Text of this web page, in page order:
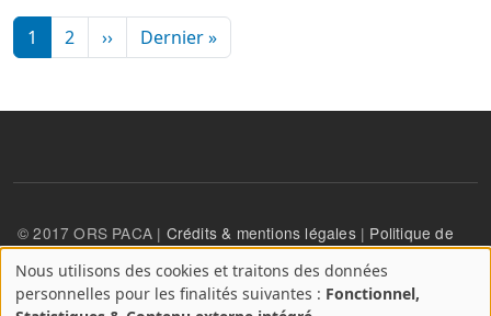
Pagination
1 2 ››Page suivante
Dernier »Dernière page
© 2017 ORS PACA | Crédits & mentions légales| Politique de
confidentialité
A
Nous utilisons des cookies et traitons des données
personnelles pour les finalités suivantes : Fonctionnel,